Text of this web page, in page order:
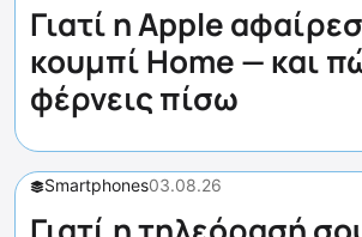
Γιατί η Apple
κουμπί Home — και
φέρνεις πίσω
Smartphones03.08.26